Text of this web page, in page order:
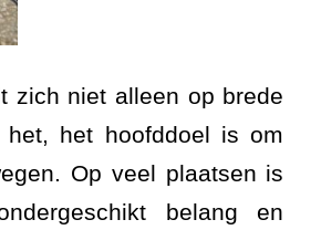
zich niet alleen op brede
het, het hoofddoel is om
Op veel plaatsen is
belang en